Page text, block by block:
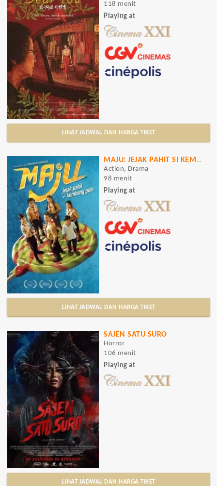
118 menit
Playing at
LIHAT JADWAL DAN HARGA TIKET
MAJU: JEJAK PAHIT SI KEMBANG GULA
Action, Drama
98 menit
Playing at
LIHAT JADWAL DAN HARGA TIKET
SAJEN SATU SURO
Horror
106 menit
Playing at
LIHAT JADWAL DAN HARGA TIKET